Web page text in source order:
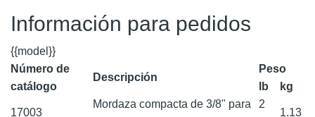
Información para pedidos
{{model}}
Número de
catálogo
Descripción
Peso
lb
kg
17003
Mordaza compacta de 3/8" para
2
1.13